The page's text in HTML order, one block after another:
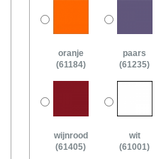
oranje
(61184)
paars
(61235)
wijnrood
(61405)
wit
(61001)